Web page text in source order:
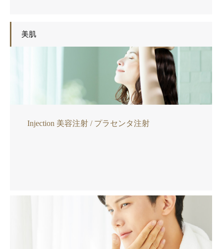
美肌
Injection 美容注射 / プラセンタ注射